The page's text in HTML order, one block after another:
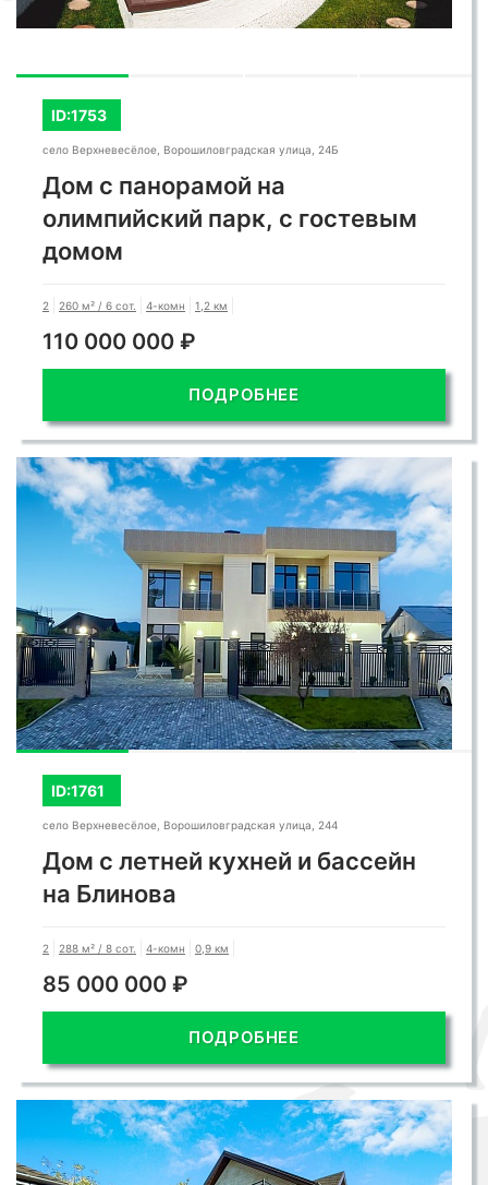
ID:1753
село Верхневесёлое, Ворошиловградская улица, 24Б
Дом с панорамой на
олимпийский парк, с гостевым
домом
2 260 м² / 6 сот. 4-комн 1,2 км
110 000 000 ₽
ПОДРОБНЕЕ
ID:1761
село Верхневесёлое, Ворошиловградская улица, 244
Дом с летней кухней и бассейн
на Блинова
2 288 м² / 8 сот. 4-комн 0,9 км
85 000 000 ₽
ПОДРОБНЕЕ